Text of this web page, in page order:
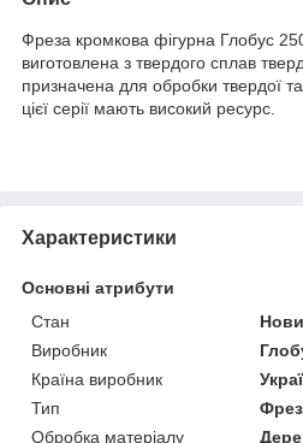
Фреза кромкова фігурна Глобус
виготовлена з твердого сплав
призначена для обробки твердої
цієї серії мають високий ресурс.
Характеристики
Основні атрибути
Стан
Виробник
Країна виробник
Тип
Обробка матеріалу